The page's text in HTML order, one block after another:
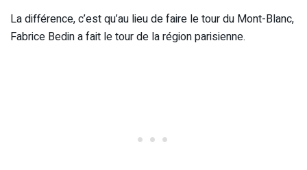
La différence, c’est qu’au lieu de faire le tour du Mont-Blanc,
Fabrice Bedin a fait le tour de la région parisienne.